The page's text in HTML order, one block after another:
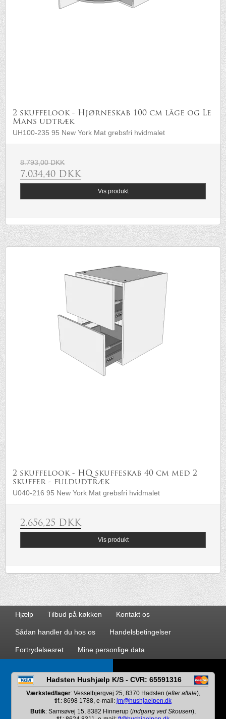
2 skuffelook - Hjørneskab 100 cm låge og Le
Mans udtræk
UH100-235 95 New York Mat grebsfri hvidmalet
8.793,00 DKK
7.034,40 DKK
Vis produkt
2 skuffelook - HQ skuffeskab 40 cm med 2
skuffer - fuldudtræk
U040-216 95 New York Mat grebsfri hvidmalet
2.656,25 DKK
Vis produkt
Hjælp Tilbud på køkken Kontakt os
Sådan handler du hos os Handelsbetingelser
Fortrydelsesret Mine personlige data
Hadsten Hushjælp K/S - CVR: 65591316
Værksted/lager: Vesselbjergvej 25, 8370 Hadsten (efter aftale),
tlf.: 8698 1788, e-mail: jm@hushjaelpen.dk
Butik: Samsøvej 15, 8382 Hinnerup (indgang ved Skousen),